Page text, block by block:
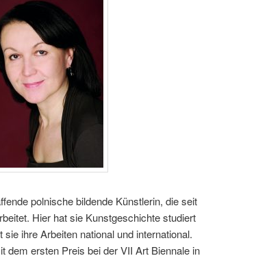
polnische bildende Künstlerin, die seit
Hier hat sie Kunstgeschichte studiert
sie ihre Arbeiten national und international.
dem ersten Preis bei der VII Art Biennale in